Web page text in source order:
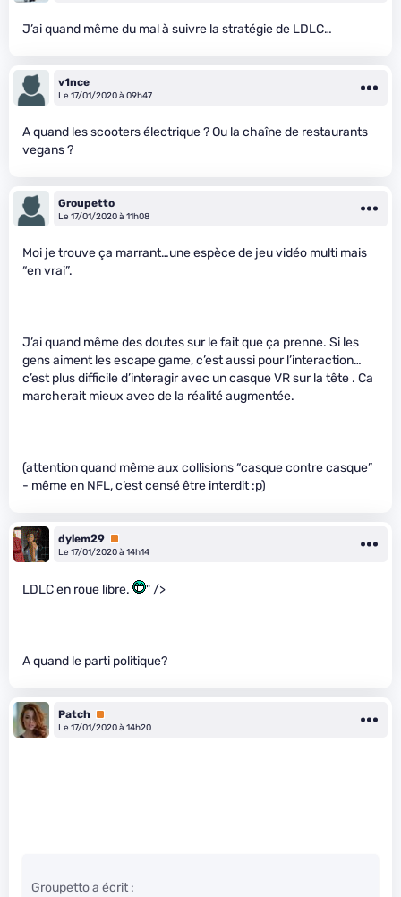
J’ai quand même du mal à suivre la stratégie de LDLC…
v1nce
Le 17/01/2020 à 09h47
A quand les scooters électrique ? Ou la chaîne de restaurants
vegans ?
Groupetto
Le 17/01/2020 à 11h08
Moi je trouve ça marrant…une espèce de jeu vidéo multi mais
“en vrai”.
J’ai quand même des doutes sur le fait que ça prenne. Si les
gens aiment les escape game, c’est aussi pour l’interaction…
c’est plus difficile d’interagir avec un casque VR sur la tête . Ca
marcherait mieux avec de la réalité augmentée.
(attention quand même aux collisions “casque contre casque”
- même en NFL, c’est censé être interdit :p)
dylem29 Premium
Le 17/01/2020 à 14h14
LDLC en roue libre. " />
A quand le parti politique?
Patch Premium
Le 17/01/2020 à 14h20
Groupetto a écrit :